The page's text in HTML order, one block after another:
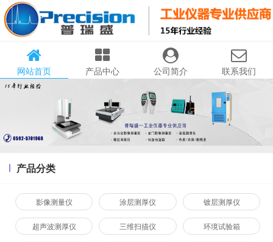
网站首页 产品中心 公司简介 联系我们
产品分类
影像测量仪 涂层测厚仪 镀层测厚仪
超声波测厚仪 三维扫描仪 环境试验箱